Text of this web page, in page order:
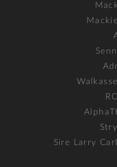
Sire Larry